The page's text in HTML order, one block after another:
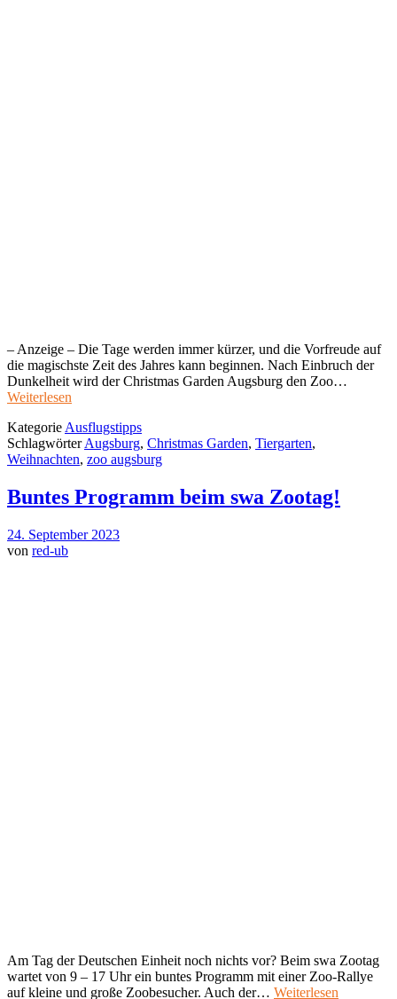
– Anzeige – Die Tage werden immer kürzer, und die Vorfreude auf
die magischste Zeit des Jahres kann beginnen. Nach Einbruch der
Dunkelheit wird der Christmas Garden Augsburg den Zoo…
Weiterlesen
KategorieAusflugstipps
SchlagwörterAugsburg, Christmas Garden, Tiergarten,
Weihnachten, zoo augsburg
Buntes Programm beim swa Zootag!
24. September 2023
von red-ub
Am Tag der Deutschen Einheit noch nichts vor? Beim swa Zootag
wartet von 9 – 17 Uhr ein buntes Programm mit einer Zoo-Rallye
auf kleine und große Zoobesucher. Auch der… Weiterlesen